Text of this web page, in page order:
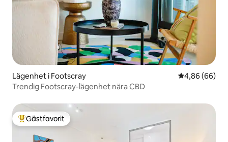
Lägenhet i Footscray 4,86 av 5 i
4,86 (66)
Trendig Footscray-lägenhet nära CBD
Populär gästfavorit
Gästfavorit